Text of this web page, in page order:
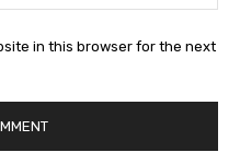
in this browser for the next